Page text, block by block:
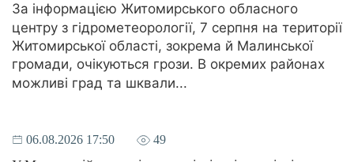
За інформацією Житомирського обласного
центру з гідрометеорології, 7 серпня на території
Житомирської області, зокрема й Малинської
громади, очікуються грози. В окремих районах
можливі град та шквали...
06.08.2026 17:50 49